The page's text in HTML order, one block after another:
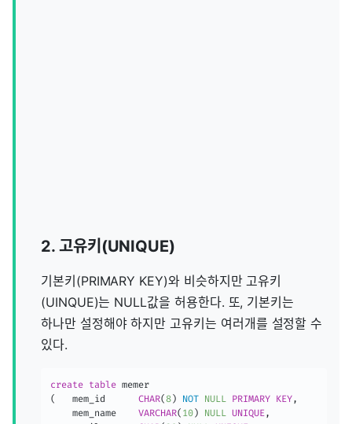
2. 고유키(UNIQUE)
기본키(PRIMARY KEY)와 비슷하지만 고유키
(UINQUE)는 NULL값을 허용한다. 또, 기본키는
하나만 설정해야 하지만 고유키는 여러개를 설정할 수
있다.
create table
(
CHAR(8 ) NOT NULL PRIMARY KEY,
VARCHAR( 10 ) NULL UNIQUE,